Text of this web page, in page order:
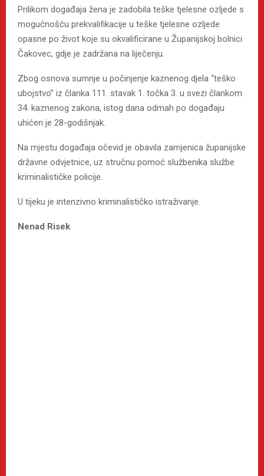
Prilikom događaja žena je zadobila teške tjelesne ozljede s
mogućnošću prekvalifikacije u teške tjelesne ozljede
opasne po život koje su okvalificirane u Županijskoj bolnici
Čakovec, gdje je zadržana na liječenju.
Zbog osnova sumnje u počinjenje kaznenog djela “teško
ubojstvo” iz članka 111. stavak 1. točka 3. u svezi člankom
34. kaznenog zakona, istog dana odmah po događaju
uhićen je 28-godišnjak.
Na mjestu događaja očevid je obavila zamjenica županijske
državne odvjetnice, uz stručnu pomoć službenika službe
kriminalističke policije.
U tijeku je intenzivno kriminalističko istraživanje.
Nenad Risek